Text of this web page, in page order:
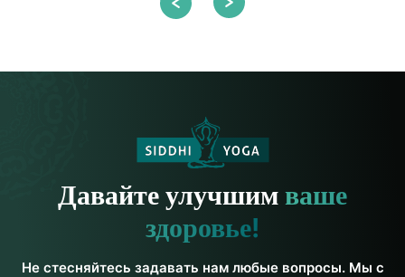
Давайте улучшимваше
здоровье!
Не стесняйтесь задавать нам любые вопросы. Мы с